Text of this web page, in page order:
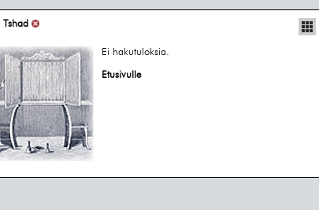
Tshad
Ei hakutuloksia.
Etusivulle